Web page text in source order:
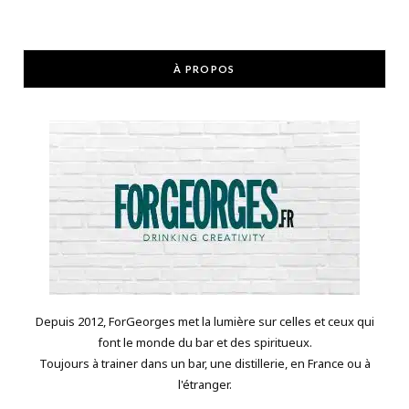
À PROPOS
Depuis 2012, ForGeorges met la lumière sur celles et ceux qui
font le monde du bar et des spiritueux.
Toujours à trainer dans un bar, une distillerie, en France ou à
l'étranger.